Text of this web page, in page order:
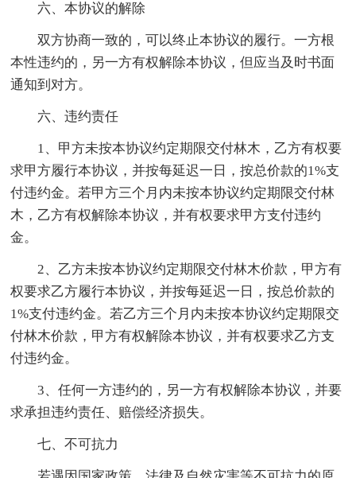
六、本协议的解除
双方协商一致的，可以终止本协议的履行。一方根
本性违约的，另一方有权解除本协议，但应当及时书面
通知到对方。
六、违约责任
1、甲方未按本协议约定期限交付林木，乙方有权要
求甲方履行本协议，并按每延迟一日，按总价款的1%支
付违约金。若甲方三个月内未按本协议约定期限交付林
木，乙方有权解除本协议，并有权要求甲方支付违约
金。
2、乙方未按本协议约定期限交付林木价款，甲方有
权要求乙方履行本协议，并按每延迟一日，按总价款的
1%支付违约金。若乙方三个月内未按本协议约定期限交
付林木价款，甲方有权解除本协议，并有权要求乙方支
付违约金。
3、任何一方违约的，另一方有权解除本协议，并要
求承担违约责任、赔偿经济损失。
七、不可抗力